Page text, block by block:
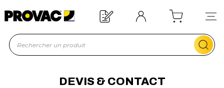
équipement ? Devis rapide !
DEVIS & CONTACT